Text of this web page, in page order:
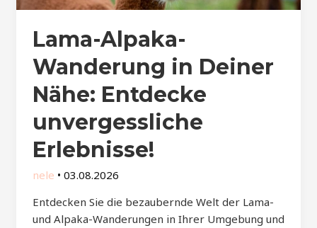
Lama-Alpaka-
Wanderung in Deiner
Nähe: Entdecke
unvergessliche
Erlebnisse!
nele • 03.08.2026
Entdecken Sie die bezaubernde Welt der Lama-
und Alpaka-Wanderungen in Ihrer Umgebung und